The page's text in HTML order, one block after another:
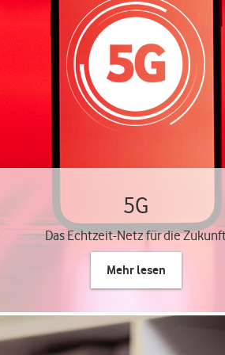
5G
Das Echtzeit-Netz für die
Mehr lesen